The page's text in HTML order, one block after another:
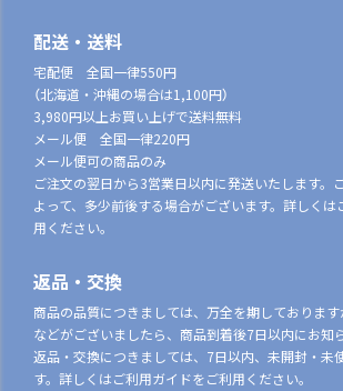
配送・送料
宅配便 全国一律550円
（北海道・沖縄の場合は1,100円）
3,980円以上お買い上げで送料無料
メール便 全国一律220円
メール便可の商品のみ
ご注文の翌日から3営業日以内に発送いたします。
よって、多少前後する場合がございます。詳しくは
用ください。
返品・交換
商品の品質につきましては、万全を期しておりま
などがございましたら、商品到着後7日以内にお知
返品・交換につきましては、7日以内、未開封・未
す。詳しくはご利用ガイドをご利用ください。